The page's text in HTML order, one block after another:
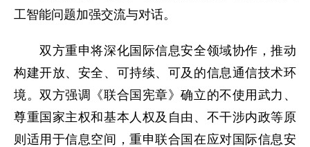
工智能问题加强交流与对话。
双方重申将深化国际信息安全领域协作，推动
构建开放、安全、可持续、可及的信息通信技术环
境。双方强调《联合国宪章》确立的不使用武力、
尊重国家主权和基本人权及自由、不干涉内政等原
则适用于信息空间，重申联合国在应对国际信息安